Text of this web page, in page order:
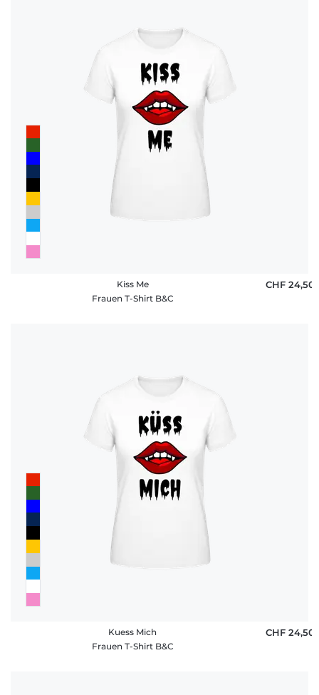
Kiss Me
Frauen T-Shirt B&C
CHF 24,50
Kuess Mich
Frauen T-Shirt B&C
CHF 24,50